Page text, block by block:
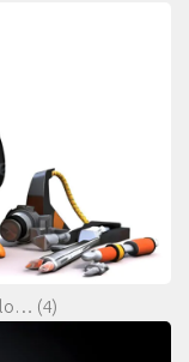
lo… (4)